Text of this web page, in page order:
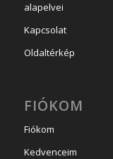
alapelvei
Kapcsolat
Oldaltérkép
FIÓKOM
Fiókom
Kedvenceim